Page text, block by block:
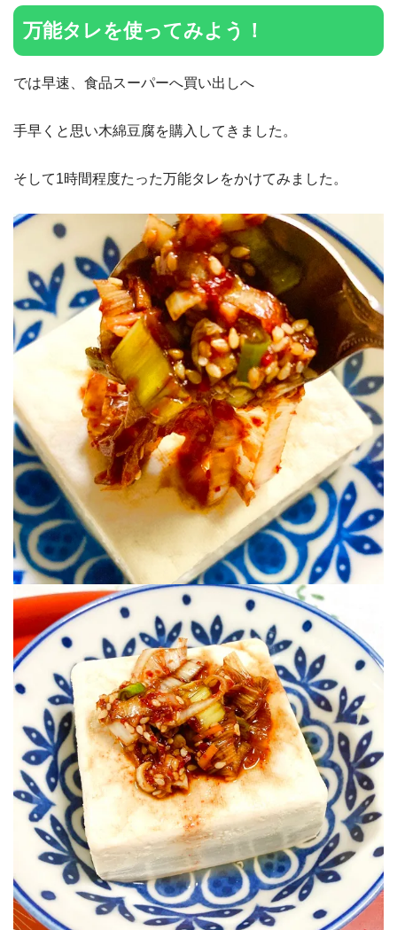
万能タレを使ってみよう！
では早速、食品スーパーへ買い出しへ
手早くと思い木綿豆腐を購入してきました。
そして1時間程度たった万能タレをかけてみました。